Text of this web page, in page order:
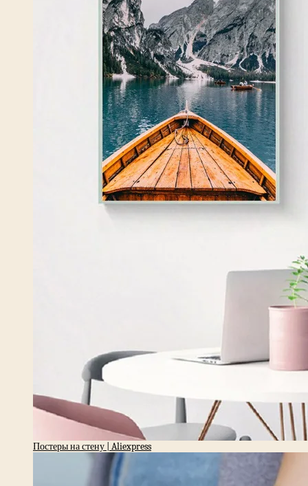
Постеры на стену | Aliexpress